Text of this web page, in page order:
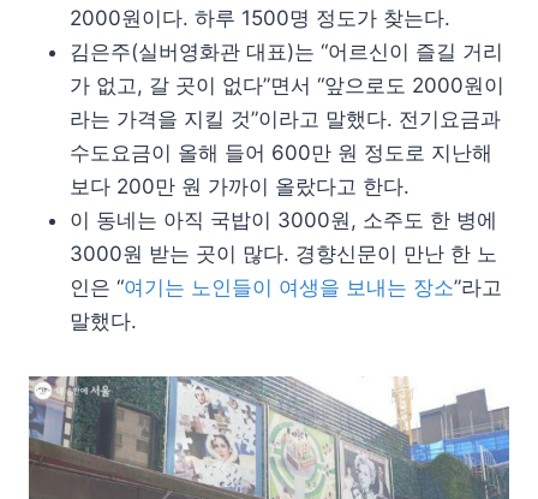
2000원이다. 하루 1500명 정도가 찾는다.
김은주(실버영화관 대표)는 “어르신이 즐길 거리
가 없고, 갈 곳이 없다”면서 “앞으로도 2000원이
라는 가격을 지킬 것”이라고 말했다. 전기요금과
수도요금이 올해 들어 600만 원 정도로 지난해
보다 200만 원 가까이 올랐다고 한다.
이 동네는 아직 국밥이 3000원, 소주도 한 병에
3000원 받는 곳이 많다. 경향신문이 만난 한 노
인은 “여기는 노인들이 여생을 보내는 장소”라고
말했다.